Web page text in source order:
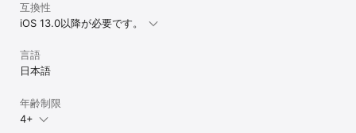
＜お問い合わせ＞
本アプリに関するご質問・不具合等のご連絡は、アプラスサポート
互換性
iOS 13.0以降が必要です。
言語
日本語
年齢制限
4+